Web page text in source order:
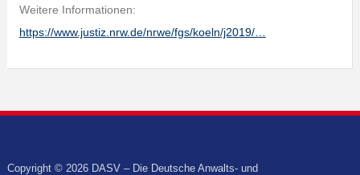
Weitere Informationen:
https://www.justiz.nrw.de/nrwe/fgs/koeln/j2019/…
Copyright © 2026 DASV – Die Deutsche Anwalts- und